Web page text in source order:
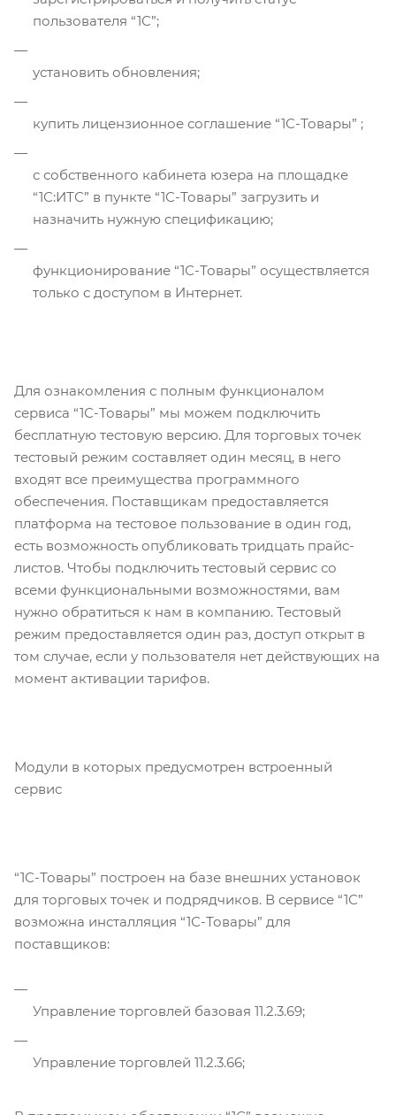
пользователя “1С”;
установить обновления;
купить лицензионное соглашение “1С-Товары” ;
с собственного кабинета юзера на площадке
“1С:ИТС” в пункте “1С-Товары” загрузить и
назначить нужную спецификацию;
функционирование “1С-Товары” осуществляется
только с доступом в Интернет.
Для ознакомления с полным функционалом
сервиса “1С-Товары” мы можем подключить
бесплатную тестовую версию. Для торговых точек
тестовый режим составляет один месяц, в него
входят все преимущества программного
обеспечения. Поставщикам предоставляется
платформа на тестовое пользование в один год,
есть возможность опубликовать тридцать прайс-
листов. Чтобы подключить тестовый сервис со
всеми функциональными возможностями, вам
нужно обратиться к нам в компанию. Тестовый
режим предоставляется один раз, доступ открыт в
том случае, если у пользователя нет действующих на
момент активации тарифов.
Модули в которых предусмотрен встроенный
сервис
“1С-Товары” построен на базе внешних установок
для торговых точек и подрядчиков. В сервисе “1С”
возможна инсталляция “1С-Товары” для
поставщиков:
Управление торговлей базовая 11.2.3.69;
Управление торговлей 11.2.3.66;